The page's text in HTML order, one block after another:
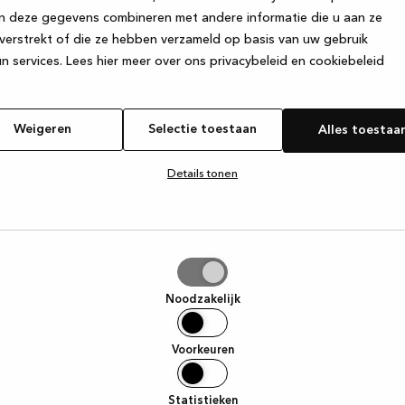
deze gegevens combineren met andere informatie die u aan ze
of die ze hebben verzameld op basis van uw gebruik
services. Lees hier meer over ons privacybeleid en cookiebeleid
Weigeren Selectie toestaan Alles
Details tonen
Noodzakelijk
Voorkeuren
Statistieken
has occurred while loadingwww.kvik.nl (see the